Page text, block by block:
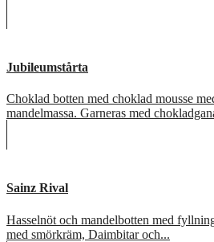
Jubileumstårta
Choklad botten med choklad mousse
mandelmassa. Garneras med
Sainz Rival
Hasselnöt och mandelbotten med
med smörkräm, Daimbitar och...